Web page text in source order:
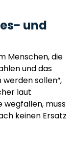
und
Menschen, die
und das
sollen“,
laut
wegfallen, muss
keinen Ersatz